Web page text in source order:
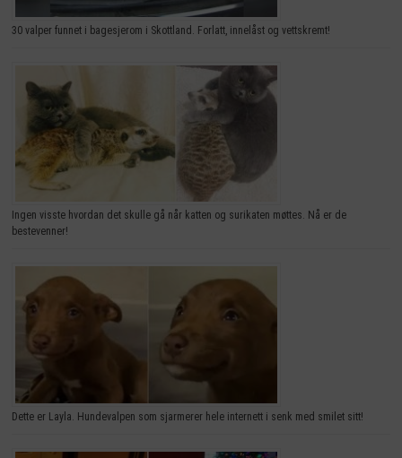
30 valper funnet i bagesjerom i Skottland. Forlatt, innelåst og vettskremt!
Ingen visste hvordan det skulle gå når katten og surikaten møttes. Nå er de
bestevenner!
Dette er Layla. Hundevalpen som sjarmerer hele internett i senk med smilet sitt!